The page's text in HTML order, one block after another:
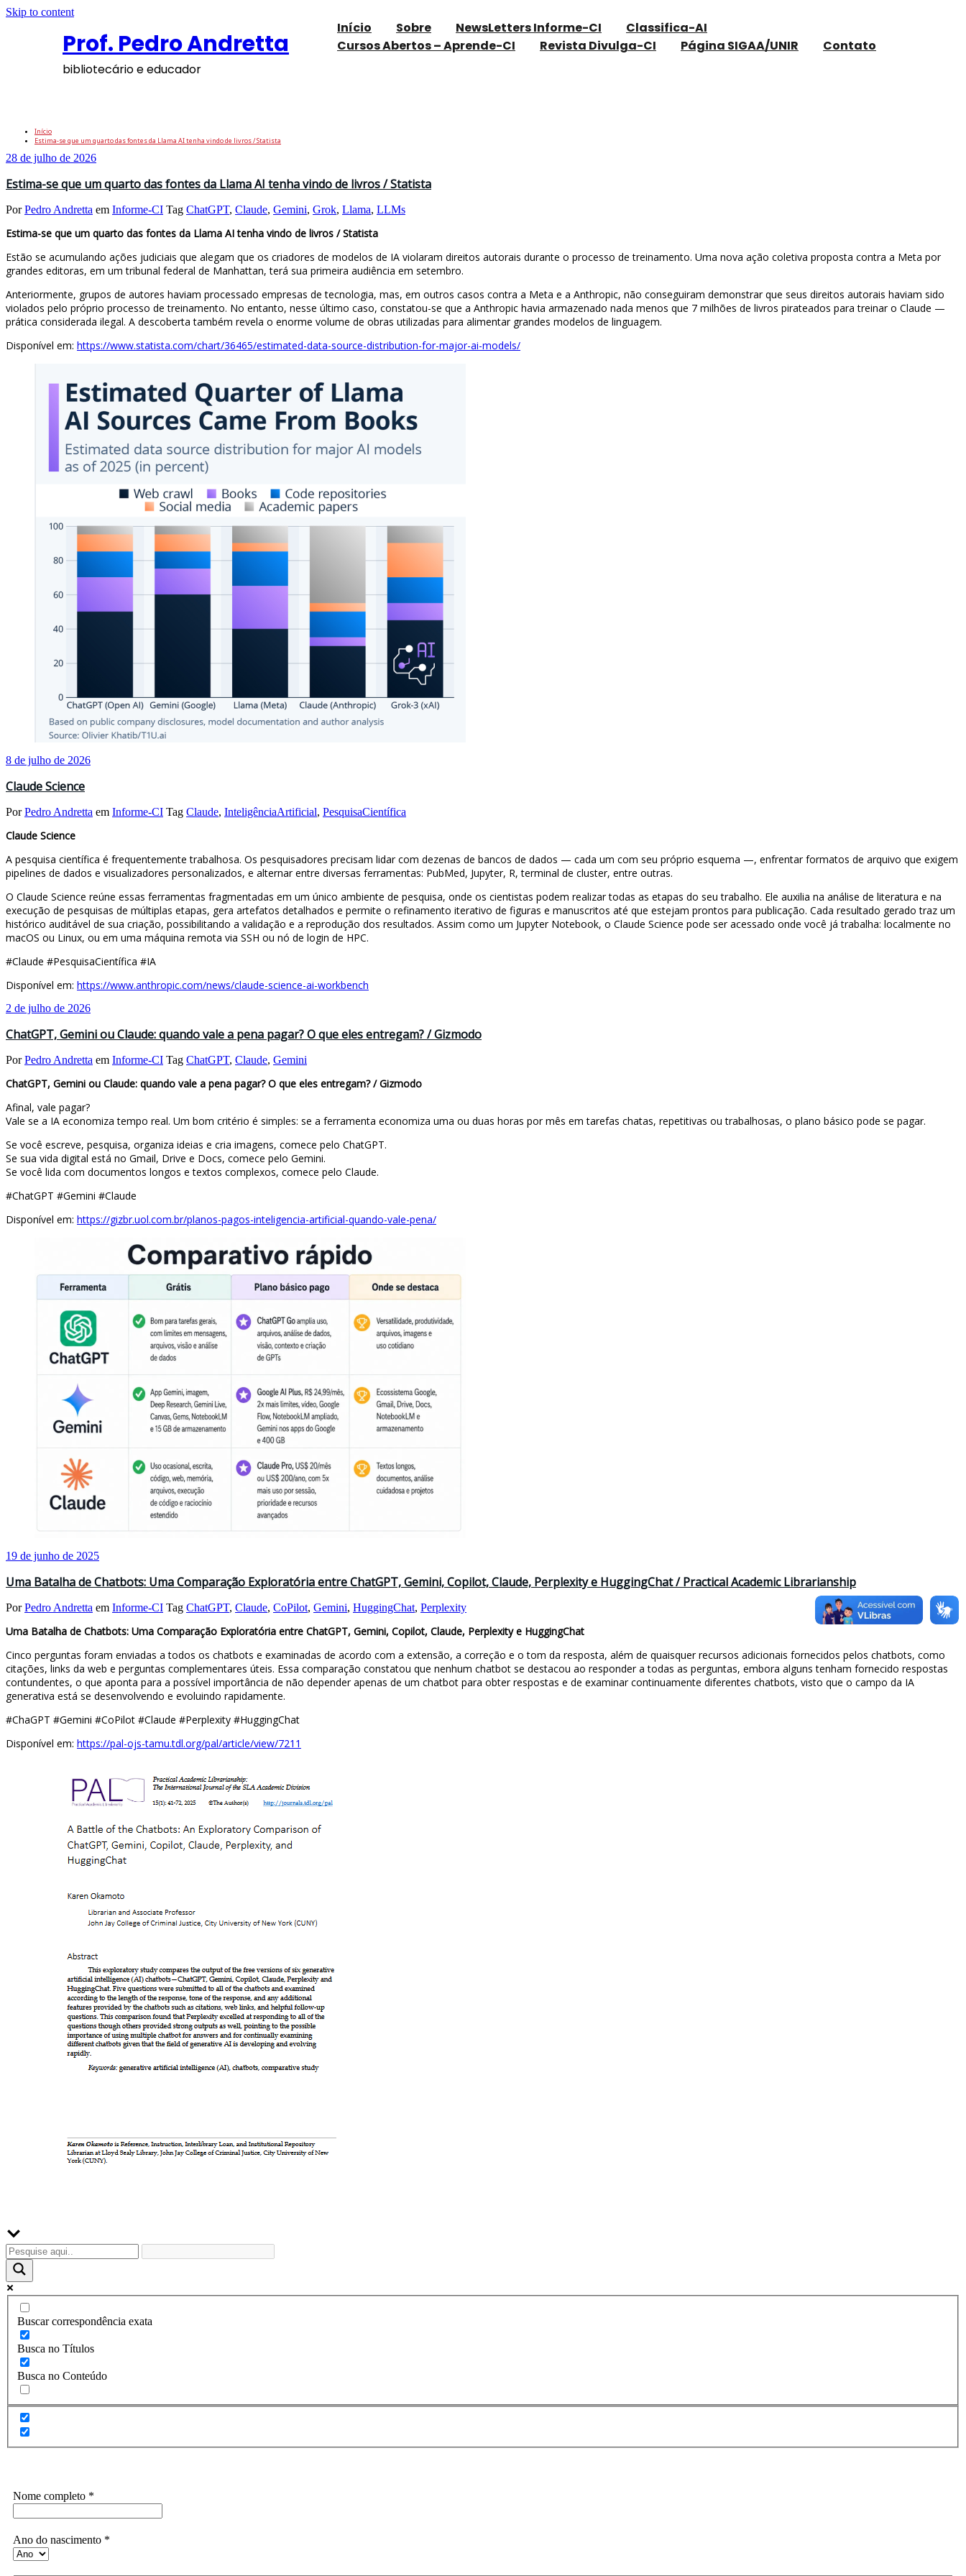
Skip to content
Prof. Pedro Andretta
bibliotecário e educador
Início Sobre NewsLetters Informe-CI
Classifica-AI
Cursos Abertos – Aprende-CI
Revista Divulga-CI Página SIGAA/UNIR Contato
Início
Estima-se que um quarto das fontes da Llama AI tenha vindo de livros / Statista
28 de julho de 2026
Estima-se que um quarto das fontes da Llama AI tenha vindo de livros / Statista
PorPedro Andretta em Informe-CI Tag ChatGPT, Claude, Gemini, Grok, Llama, LLMs
Estima-se que um quarto das fontes da Llama AI tenha vindo de livros / Statista
Estão se acumulando ações judiciais que alegam que os criadores de modelos de IA violaram direitos autorais durante o processo de treinamento. Uma nova ação coletiva proposta contra a Meta por
grandes editoras, em um tribunal federal de Manhattan, terá sua primeira audiência em setembro.
Anteriormente, grupos de autores haviam processado empresas de tecnologia, mas, em outros casos contra a Meta e a Anthropic, não conseguiram demonstrar que seus direitos autorais haviam sido
violados pelo próprio processo de treinamento. No entanto, nesse último caso, constatou-se que a Anthropic havia armazenado nada menos que 7 milhões de livros pirateados para treinar o Claude —
prática considerada ilegal. A descoberta também revela o enorme volume de obras utilizadas para alimentar grandes modelos de linguagem.
Disponível em: https://www.statista.com/chart/36465/estimated-data-source-distribution-for-major-ai-models/
8 de julho de 2026
Claude Science
PorPedro Andretta em Informe-CI Tag Claude, InteligênciaArtificial, PesquisaCientífica
Claude Science
A pesquisa científica é frequentemente trabalhosa. Os pesquisadores precisam lidar com dezenas de bancos de dados — cada um com seu próprio esquema —, enfrentar formatos de arquivo que exigem
pipelines de dados e visualizadores personalizados, e alternar entre diversas ferramentas: PubMed, Jupyter, R, terminal de cluster, entre outras.
O Claude Science reúne essas ferramentas fragmentadas em um único ambiente de pesquisa, onde os cientistas podem realizar todas as etapas do seu trabalho. Ele auxilia na análise de literatura e na
execução de pesquisas de múltiplas etapas, gera artefatos detalhados e permite o refinamento iterativo de figuras e manuscritos até que estejam prontos para publicação. Cada resultado gerado traz um
histórico auditável de sua criação, possibilitando a validação e a reprodução dos resultados. Assim como um Jupyter Notebook, o Claude Science pode ser acessado onde você já trabalha: localmente no
macOS ou Linux, ou em uma máquina remota via SSH ou nó de login de HPC.
#Claude #PesquisaCientífica #IA
Disponível em: https://www.anthropic.com/news/claude-science-ai-workbench
2 de julho de 2026
ChatGPT, Gemini ou Claude: quando vale a pena pagar? O que eles entregam? / Gizmodo
PorPedro Andretta em Informe-CI Tag ChatGPT, Claude, Gemini
ChatGPT, Gemini ou Claude: quando vale a pena pagar? O que eles entregam? / Gizmodo
Afinal, vale pagar?
Vale se a IA economiza tempo real. Um bom critério é simples: se a ferramenta economiza uma ou duas horas por mês em tarefas chatas, repetitivas ou trabalhosas, o plano básico pode se pagar.
Se você escreve, pesquisa, organiza ideias e cria imagens, comece pelo ChatGPT.
Se sua vida digital está no Gmail, Drive e Docs, comece pelo Gemini.
Se você lida com documentos longos e textos complexos, comece pelo Claude.
#ChatGPT #Gemini #Claude
Disponível em: https://gizbr.uol.com.br/planos-pagos-inteligencia-artificial-quando-vale-pena/
19 de junho de 2025
Uma Batalha de Chatbots: Uma Comparação Exploratória entre ChatGPT, Gemini, Copilot, Claude, Perplexity e HuggingChat / Practical Academic Librarianship
PorPedro Andretta em Informe-CI Tag ChatGPT, Claude, CoPilot, Gemini, HuggingChat, Perplexity
Uma Batalha de Chatbots: Uma Comparação Exploratória entre ChatGPT, Gemini, Copilot, Claude, Perplexity e HuggingChat
Cinco perguntas foram enviadas a todos os chatbots e examinadas de acordo com a extensão, a correção e o tom da resposta, além de quaisquer recursos adicionais fornecidos pelos chatbots, como
citações, links da web e perguntas complementares úteis. Essa comparação constatou que nenhum chatbot se destacou ao responder a todas as perguntas, embora alguns tenham fornecido respostas
contundentes, o que aponta para a possível importância de não depender apenas de um chatbot para obter respostas e de examinar continuamente diferentes chatbots, visto que o campo da IA ​​
generativa está se desenvolvendo e evoluindo rapidamente.
#ChaGPT #Gemini #CoPilot #Claude #Perplexity #HuggingChat
Disponível em: https://pal-ojs-tamu.tdl.org/pal/article/view/7211
Buscar correspondência exata
Busca no Títulos
Busca no Conteúdo
Nome completo *
Ano do nascimento *